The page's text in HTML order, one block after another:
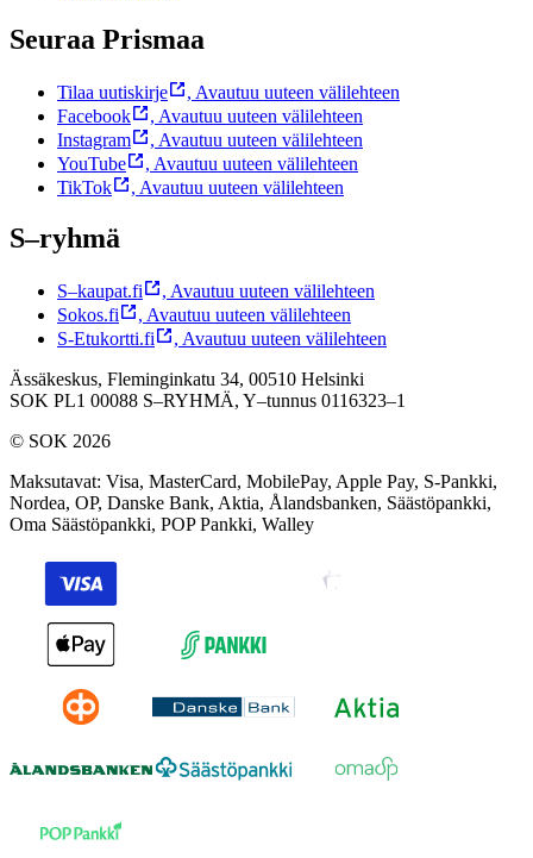
Seuraa Prismaa
Tilaa uutiskirje , Avautuu uuteen välilehteen
Facebook
, Avautuu uuteen välilehteen
Instagram
, Avautuu uuteen välilehteen
YouTube
, Avautuu uuteen välilehteen
TikTok
, Avautuu uuteen välilehteen
S–ryhmä
S–kaupat.fi , Avautuu uuteen välilehteen
Sokos.fi
, Avautuu uuteen välilehteen
S-Etukortti.fi
, Avautuu uuteen välilehteen
Ässäkeskus, Fleminginkatu 34, 00510 Helsinki
SOK PL1 00088 S–RYHMÄ, Y–tunnus 0116323–1
© SOK 2026
Maksutavat: Visa, MasterCard, MobilePay, Apple Pay, S-Pankki,
Nordea, OP, Danske Bank, Aktia, Ålandsbanken, Säästöpankki,
Oma Säästöpankki, POP Pankki, Walley